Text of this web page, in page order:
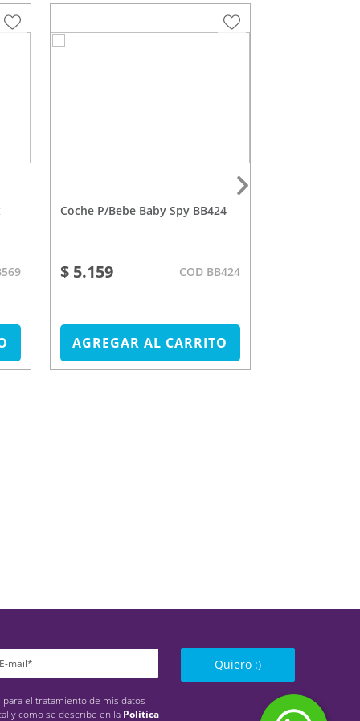
Coche P/Bebe Baby Spy BB424
$ 5.159 COD BB424
AGREGAR AL CARRITO
Quiero :)
el tratamiento de mis datos
y como se describe en la Política